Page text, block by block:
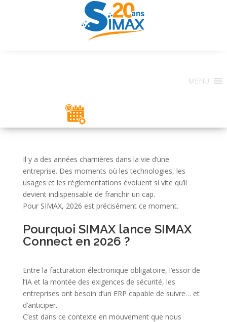
MENU
Il y a des années charnières dans la vie d’une
entreprise. Des moments où les technologies, les
usages et les réglementations évoluent si vite qu’il
devient indispensable de franchir un cap.
Pour SIMAX, 2026 est précisément ce moment.
Pourquoi SIMAX lance SIMAX
Connect en 2026 ?
Entre la facturation électronique obligatoire, l’essor de
l’IA et la montée des exigences de sécurité, les
entreprises ont besoin d’un ERP capable de suivre… et
d’anticiper.
C’est dans ce contexte en mouvement que nous